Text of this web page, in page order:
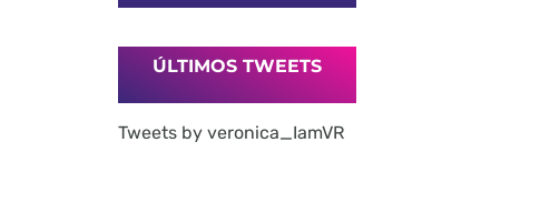
ÚLTIMOS TWEETS
Tweets by veronica_IamVR